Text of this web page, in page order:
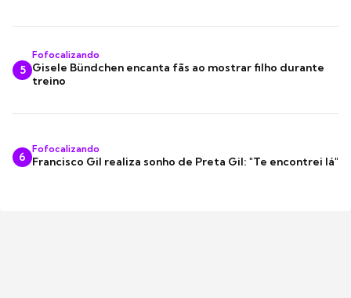
5
Fofocalizando
Gisele Bündchen encanta fãs ao mostrar filho durante
treino
6
Fofocalizando
Francisco Gil realiza sonho de Preta Gil: "Te encontrei lá"